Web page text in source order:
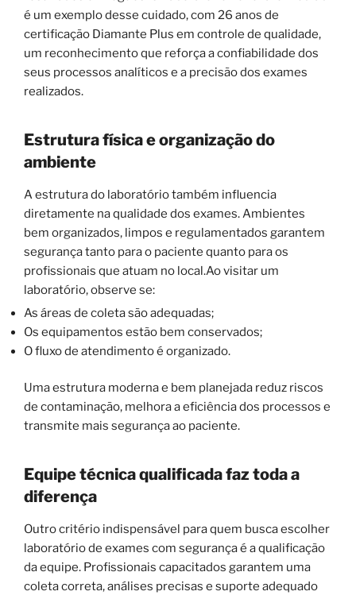
é um exemplo desse cuidado, com 26 anos de
certificação Diamante Plus em controle de qualidade,
um reconhecimento que reforça a confiabilidade dos
seus processos analíticos e a precisão dos exames
realizados.
Estrutura física e organização do
ambiente
A estrutura do laboratório também influencia
diretamente na qualidade dos exames. Ambientes
bem organizados, limpos e regulamentados garantem
segurança tanto para o paciente quanto para os
profissionais que atuam no local.Ao visitar um
laboratório, observe se:
As áreas de coleta são adequadas;
Os equipamentos estão bem conservados;
O fluxo de atendimento é organizado.
Uma estrutura moderna e bem planejada reduz riscos
de contaminação, melhora a eficiência dos processos e
transmite mais segurança ao paciente.
Equipe técnica qualificada faz toda a
diferença
Outro critério indispensável para quem busca escolher
laboratório de exames com segurança é a qualificação
da equipe. Profissionais capacitados garantem uma
coleta correta, análises precisas e suporte adequado